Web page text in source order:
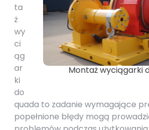
Montaż wyciągarki
ta
ż
wy
ci
ąg
ar
ki
do
quada to zadanie wymagające
popełnione błędy mogą